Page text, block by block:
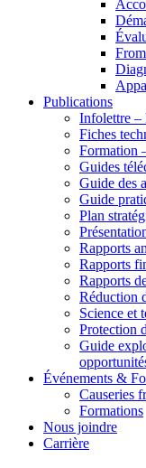
Publications
Infolettre –
Fiches
Formation
Guides
Guide des
Guide
Plan
Rapports
Rapports
Rapports
Réduction
Science et
Protection
Guide
Événements &
Causeries
Formations
Nous joindre
Carrière